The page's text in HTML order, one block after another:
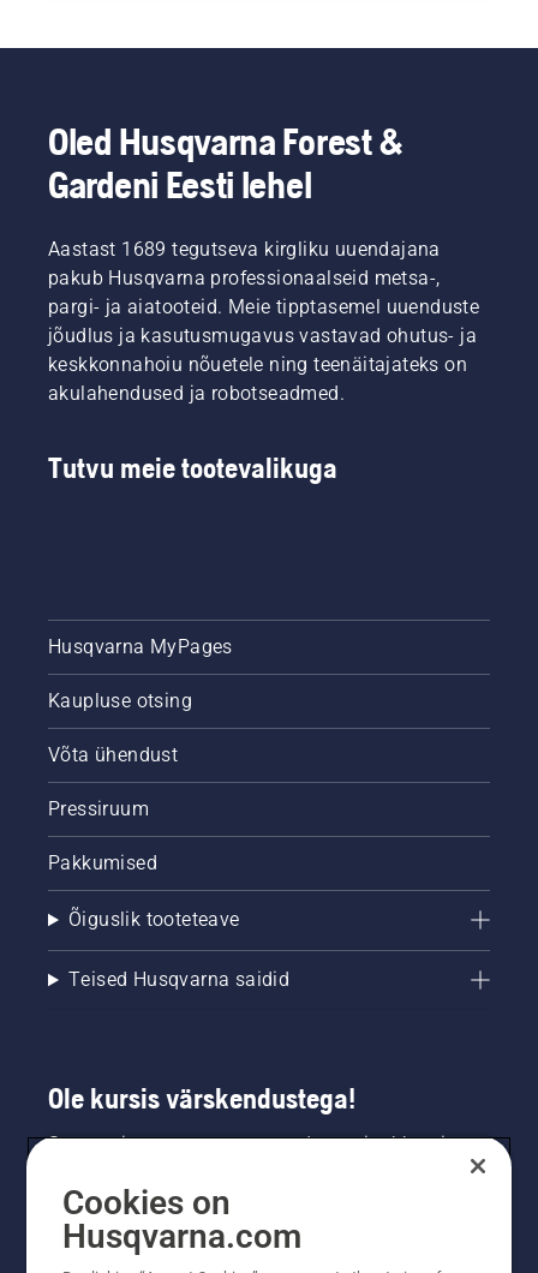
Oled Husqvarna Forest &
Gardeni Eesti lehel
Aastast 1689 tegutseva kirgliku uuendajana
pakub Husqvarna professionaalseid metsa-,
pargi- ja aiatooteid. Meie tipptasemel uuenduste
jõudlus ja kasutusmugavus vastavad ohutus- ja
keskkonnahoiu nõuetele ning teenäitajateks on
akulahendused ja robotseadmed.
Tutvu meie tootevalikuga
Husqvarna MyPages
Kaupluse otsing
Võta ühendust
Pressiruum
Pakkumised
Õiguslik tooteteave
Teised Husqvarna saidid
Ole kursis värskendustega!
Saa uusimat teavet uute toodete, eripakkumiste
saamiseks siin.
Cookies on
Husqvarna.com